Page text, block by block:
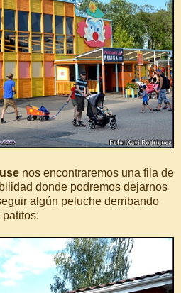
nos encontraremos una fila de
donde podremos dejarnos
algún peluche derribando